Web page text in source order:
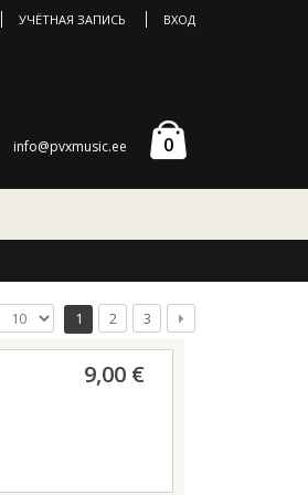
УЧЁТНАЯ ЗАПИСЬ ВХОД
info@pvxmusic.ee 0
1 2 3
9,00 €